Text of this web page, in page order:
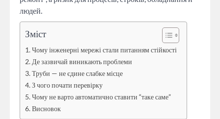
людей.
Зміст
Чому інженерні мережі стали питанням стійкості
Де зазвичай виникають проблеми
Труби — не єдине слабке місце
З чого почати перевірку
Чому не варто автоматично ставити “таке саме”
Висновок